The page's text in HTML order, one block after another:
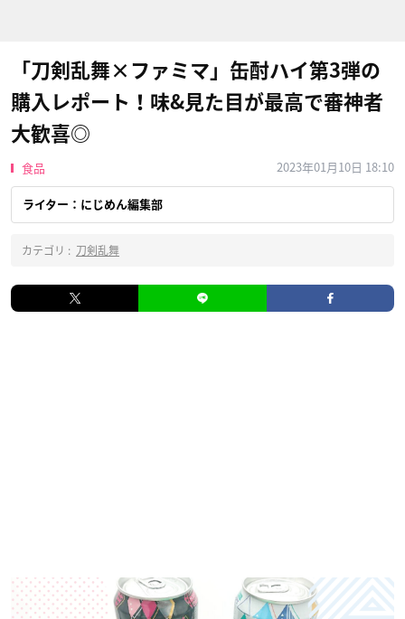
「刀剣乱舞×ファミマ」缶酎ハイ第3弾の
購入レポート！味&見た目が最高で審神者
大歓喜◎
食品 2023年01月10日 18:10
ライター：にじめん編集部
カテゴリ : 刀剣乱舞